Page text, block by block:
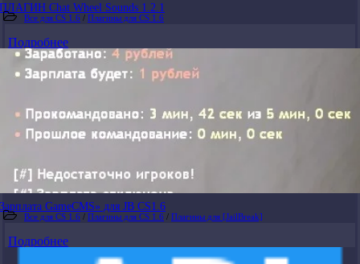
ПЛАГИН Chat Wheel Sounds 1.2.1
Все для CS 1.6 / Плагины для CS 1.6
Подробнее
Зарплата GameCMS» для JB CS1.6
Все для CS 1.6 / Плагины для CS 1.6 / Плагины для [JailBreak]
Подробнее